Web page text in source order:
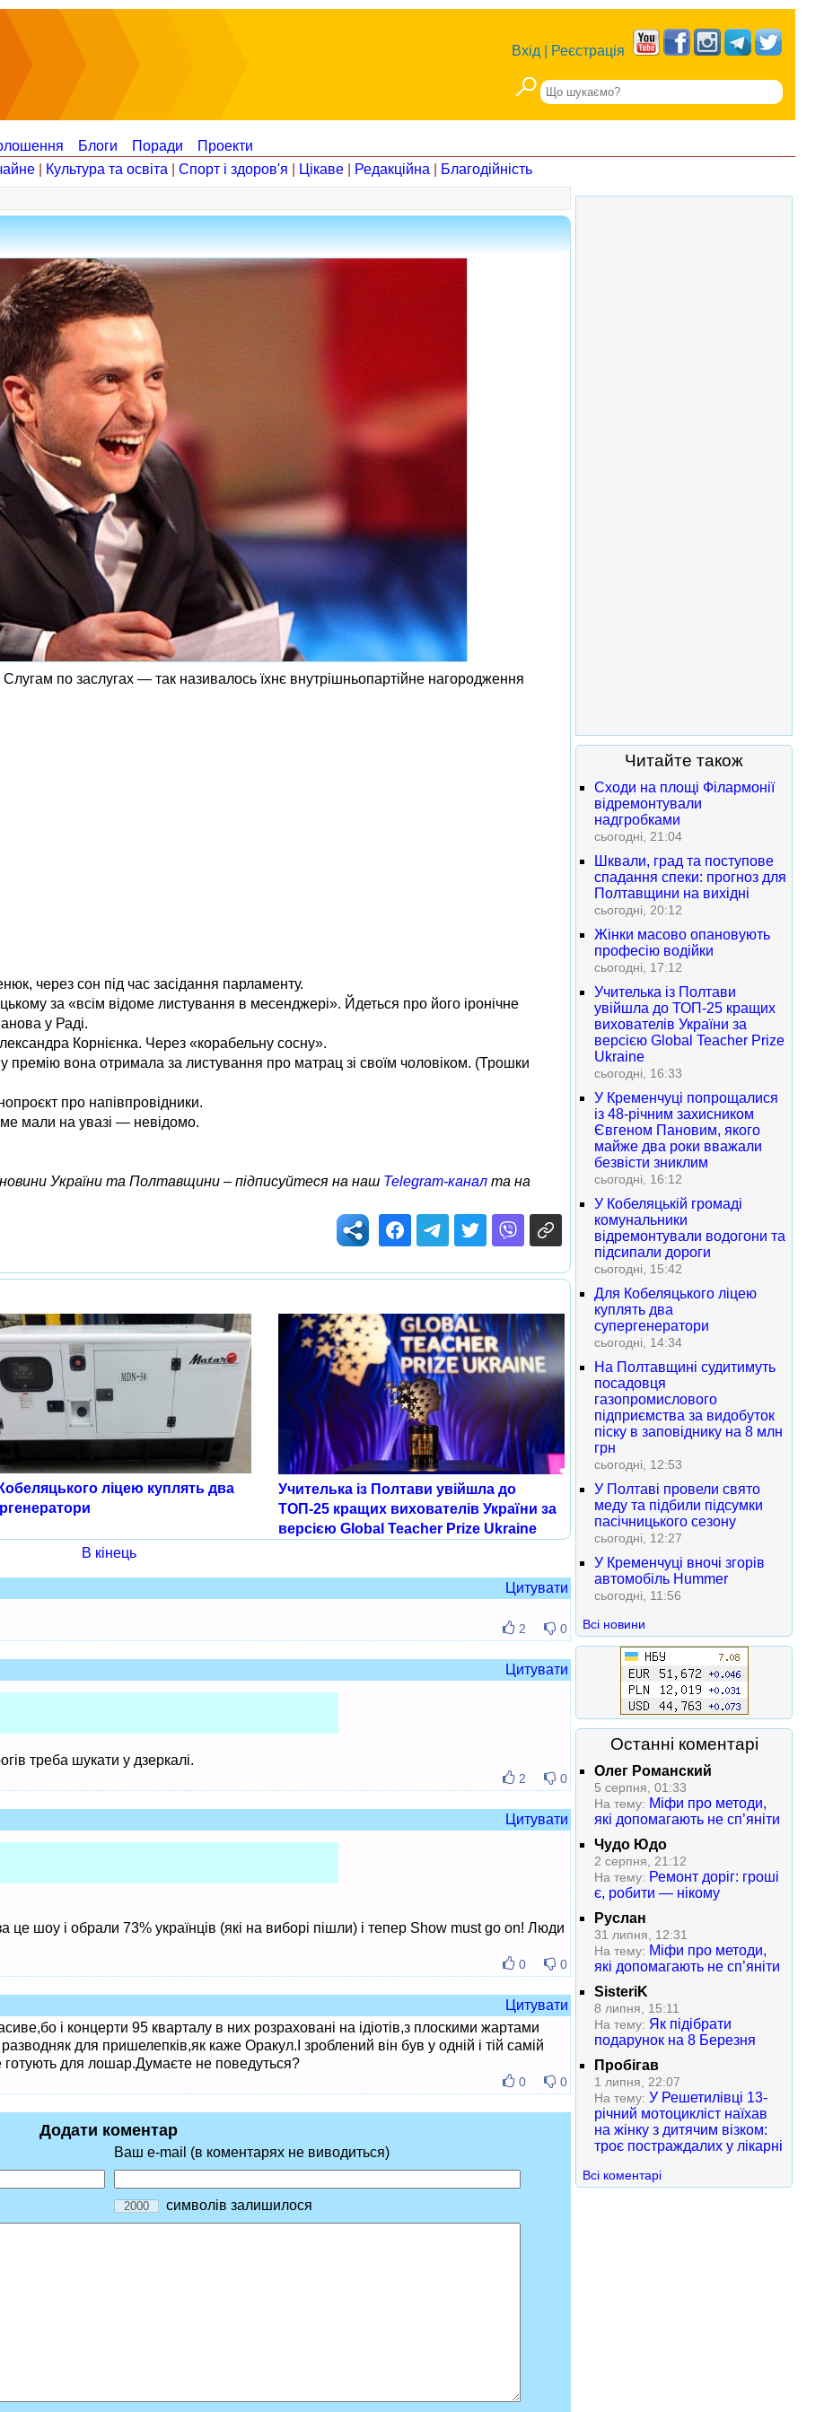
Вхід Реєстрація
Блоги Поради
Проекти
Культура та освіта Спорт і здоров'я Цікаве Редакційна
Благодійність
по заслугах — так називалось їхнє внутрішньопартійне нагородження
через сон під час засідання парламенту.
за «всім відоме листування в месенджері». Йдеться про його іронічне
у Раді.
Корнієнка. Через «корабельну сосну».
вона отримала за листування про матрац зі своїм чоловіком. (Трошки
про напівпровідники.
мали на увазі — невідомо.
новини України та Полтавщини – підписуйтеся на наш Telegram-канал та на
ліцею куплять два
Учителька із Полтави увійшла до
ТОП-25 кращих вихователів України за
версією Global Teacher Prize Ukraine
В кінець
Цитувати
2 0
Цитувати
треба шукати у дзеркалі.
2 0
Цитувати
це шоу і обрали 73% українців (які на виборі пішли) і тепер Show must go on! Люди
0 0
Цитувати
і концерти 95 кварталу в них розраховані на ідіотів,з плоскими жартами
для пришелепків,як каже Оракул.І зроблений він був у одній і тій самій
для лошар.Думаєте не поведуться?
0 0
Додати коментар
Ваш e-mail (в коментарях не виводиться)
символів залишилося
Читайте також
Сходи на площі Філармонії
відремонтували
надгробками
сьогодні, 21:04
Шквали, град та поступове
спадання спеки: прогноз для
Полтавщини на вихідні
сьогодні, 20:12
Жінки масово опановують
професію водійки
сьогодні, 17:12
Учителька із Полтави
увійшла до ТОП-25 кращих
вихователів України за
версією Global Teacher Prize
Ukraine
сьогодні, 16:33
У Кременчуці попрощалися
із 48-річним захисником
Євгеном Пановим, якого
майже два роки вважали
безвісти зниклим
сьогодні, 16:12
У Кобеляцькій громаді
комунальники
відремонтували водогони та
підсипали дороги
сьогодні, 15:42
Для Кобеляцького ліцею
куплять два
супергенератори
сьогодні, 14:34
На Полтавщині судитимуть
посадовця
газопромислового
підприємства за видобуток
піску в заповіднику на 8 млн
грн
сьогодні, 12:53
У Полтаві провели свято
меду та підбили підсумки
пасічницького сезону
сьогодні, 12:27
У Кременчуці вночі згорів
автомобіль Hummer
сьогодні, 11:56
Всі новини
Останні коментарі
Олег Романский
5 серпня, 01:33
На тему: Міфи про методи,
які допомагають не сп’яніти
Чудо Юдо
2 серпня, 21:12
На тему: Ремонт доріг: гроші
є, робити — нікому
Руслан
31 липня, 12:31
На тему: Міфи про методи,
які допомагають не сп’яніти
SisteriK
8 липня, 15:11
На тему: Як підібрати
подарунок на 8 Березня
Пробігав
1 липня, 22:07
На тему: У Решетилівці 13-
річний мотоцикліст наїхав
на жінку з дитячим візком:
троє постраждалих у лікарні
Всі коментарі